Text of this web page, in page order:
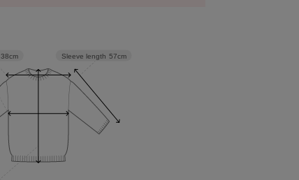
Sleeve length 57cm
38cm